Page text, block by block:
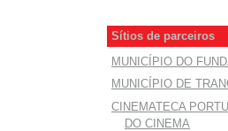
Sítios de parceiros
MUNICÍPIO DO
MUNICÍPIO DE
CINEMATECA
DO CINEMA